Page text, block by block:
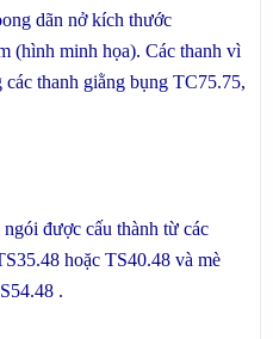
dãn nở kích thước
(hình minh họa). Các thanh vì
thanh giằng bụng TC75.75,
được cấu thành từ các
hoặc TS40.48 và mè
.